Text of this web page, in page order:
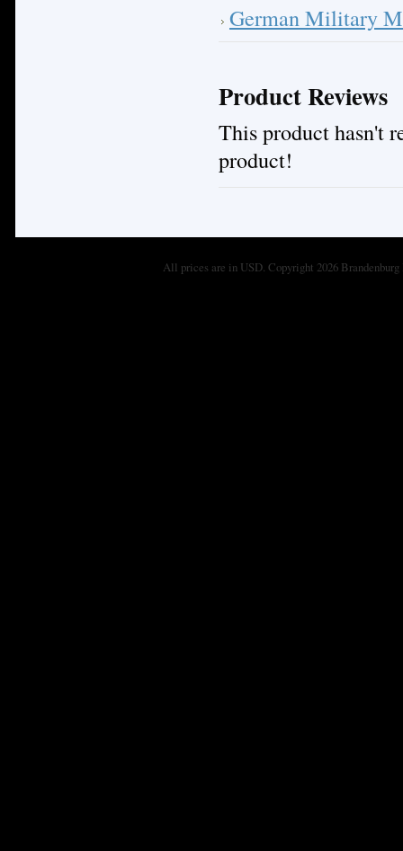
German Military
Product Reviews
This product hasn't
product!
All prices are in USD. Copyright 2026